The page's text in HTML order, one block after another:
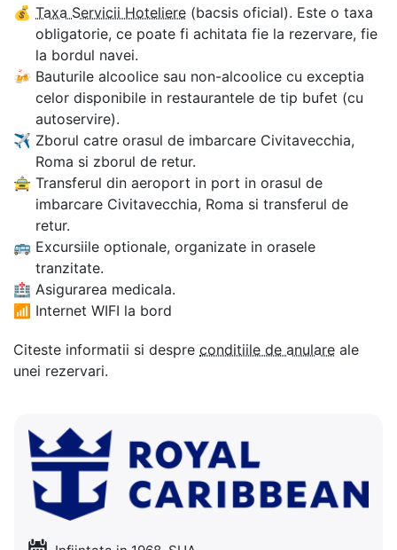
💰 Taxa Servicii Hoteliere (bacsis oficial). Este o taxa
obligatorie, ce poate fi achitata fie la rezervare, fie
la bordul navei.
🍻 Bauturile alcoolice sau non-alcoolice cu exceptia
celor disponibile in restaurantele de tip bufet (cu
autoservire).
✈ Zborul catre orasul de imbarcare Civitavecchia,
Roma si zborul de retur.
🚖 Transferul din aeroport in port in orasul de
imbarcare Civitavecchia, Roma si transferul de
retur.
🚌 Excursiile optionale, organizate in orasele
tranzitate.
🏥 Asigurarea medicala.
📶 Internet WIFI la bord
Citeste informatii si despre conditiile de anulare ale
unei rezervari.